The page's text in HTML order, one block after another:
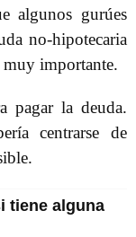
algunos gurúes
no-hipotecaria
importante.
pagar la deuda.
centrarse de
tiene alguna